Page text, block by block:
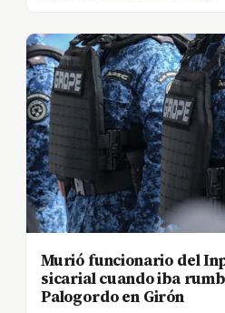
Murió funcionario del
sicarial cuando iba
Palogordo en Girón